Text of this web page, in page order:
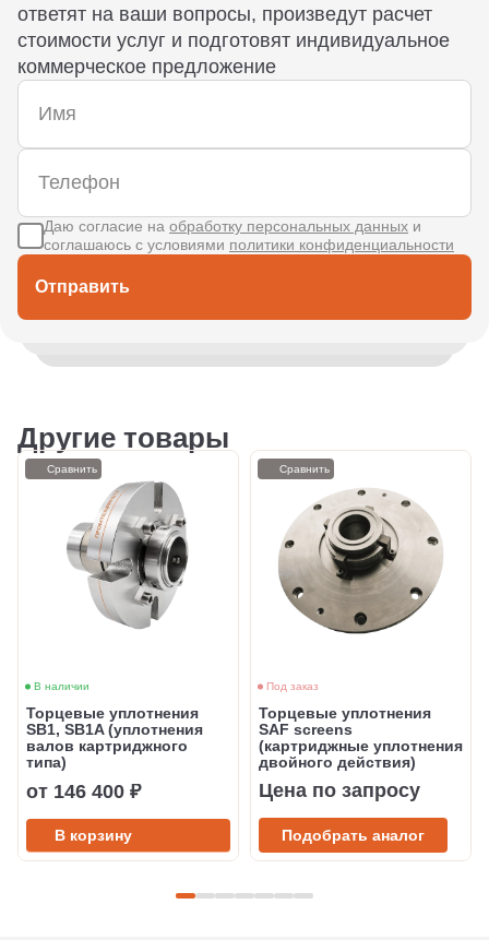
ответят на ваши вопросы, произведут расчет
стоимости услуг и подготовят индивидуальное
коммерческое предложение
Отправить
Даю согласие на обработку персональных данных и
соглашаюсь с условиями политики конфиденциальности
Другие товары
В наличии
Торцевые уплотнения
SB1, SB1A (уплотнения
валов картриджного
типа)
от 146 400 ₽
В корзину
Сравнить
Под заказ
Торцевые уплотнения
SAF screens
(картриджные уплотнения
двойного действия)
Цена по запросу
Подобрать аналог
Сравнить